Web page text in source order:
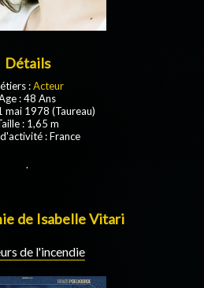
Détails
:Acteur
: 48 Ans
mai 1978 (Taureau)
: 1,65 m
: France
.
de Isabelle Vitari
de l'incendie